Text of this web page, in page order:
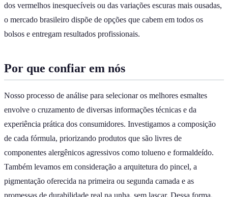
dos vermelhos inesquecíveis ou das variações escuras mais ousadas,
o mercado brasileiro dispõe de opções que cabem em todos os
bolsos e entregam resultados profissionais.
Por que confiar em nós
Nosso processo de análise para selecionar os melhores esmaltes
envolve o cruzamento de diversas informações técnicas e da
experiência prática dos consumidores. Investigamos a composição
de cada fórmula, priorizando produtos que são livres de
componentes alergênicos agressivos como tolueno e formaldeído.
Também levamos em consideração a arquitetura do pincel, a
pigmentação oferecida na primeira ou segunda camada e as
promessas de durabilidade real na unha, sem lascar. Dessa forma,